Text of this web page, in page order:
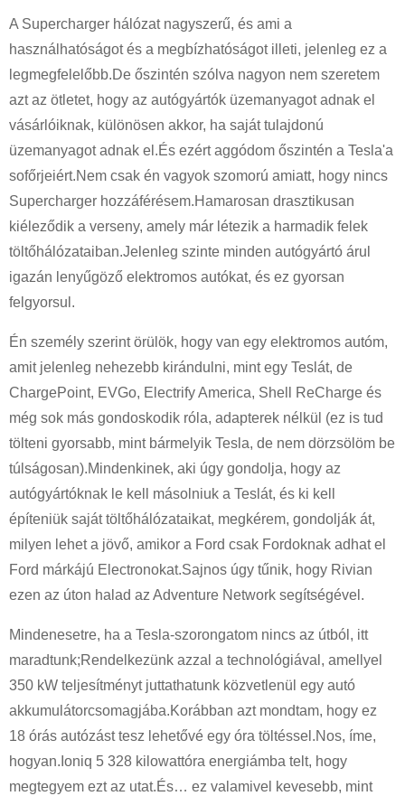
A Supercharger hálózat nagyszerű, és ami a
használhatóságot és a megbízhatóságot illeti, jelenleg ez a
legmegfelelőbb.De őszintén szólva nagyon nem szeretem
azt az ötletet, hogy az autógyártók üzemanyagot adnak el
vásárlóiknak, különösen akkor, ha saját tulajdonú
üzemanyagot adnak el.És ezért aggódom őszintén a Tesla'a
sofőrjeiért.Nem csak én vagyok szomorú amiatt, hogy nincs
Supercharger hozzáférésem.Hamarosan drasztikusan
kiéleződik a verseny, amely már létezik a harmadik felek
töltőhálózataiban.Jelenleg szinte minden autógyártó árul
igazán lenyűgöző elektromos autókat, és ez gyorsan
felgyorsul.
Én személy szerint örülök, hogy van egy elektromos autóm,
amit jelenleg nehezebb kirándulni, mint egy Teslát, de
ChargePoint, EVGo, Electrify America, Shell ReCharge és
még sok más gondoskodik róla, adapterek nélkül (ez is tud
tölteni gyorsabb, mint bármelyik Tesla, de nem dörzsölöm be
túlságosan).Mindenkinek, aki úgy gondolja, hogy az
autógyártóknak le kell másolniuk a Teslát, és ki kell
építeniük saját töltőhálózataikat, megkérem, gondolják át,
milyen lehet a jövő, amikor a Ford csak Fordoknak adhat el
Ford márkájú Electronokat.Sajnos úgy tűnik, hogy Rivian
ezen az úton halad az Adventure Network segítségével.
Mindenesetre, ha a Tesla-szorongatom nincs az útból, itt
maradtunk;Rendelkezünk azzal a technológiával, amellyel
350 kW teljesítményt juttathatunk közvetlenül egy autó
akkumulátorcsomagjába.Korábban azt mondtam, hogy ez
18 órás autózást tesz lehetővé egy óra töltéssel.Nos, íme,
hogyan.Ioniq 5 328 kilowattóra energiámba telt, hogy
megtegyem ezt az utat.És… ez valamivel kevesebb, mint